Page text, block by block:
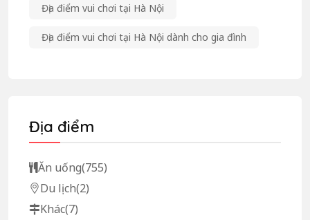
Địa điểm vui chơi tại Hà Nội
Địa điểm vui chơi tại Hà Nội dành cho gia đình
Địa điểm
Ăn uống(755)
Du lịch(2)
Khác(7)